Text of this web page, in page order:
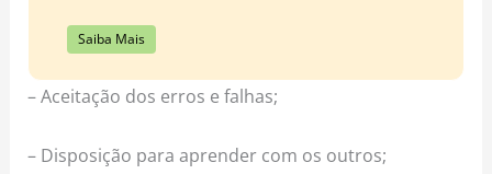
Saiba Mais
– Aceitação dos erros e falhas;
– Disposição para aprender com os outros;